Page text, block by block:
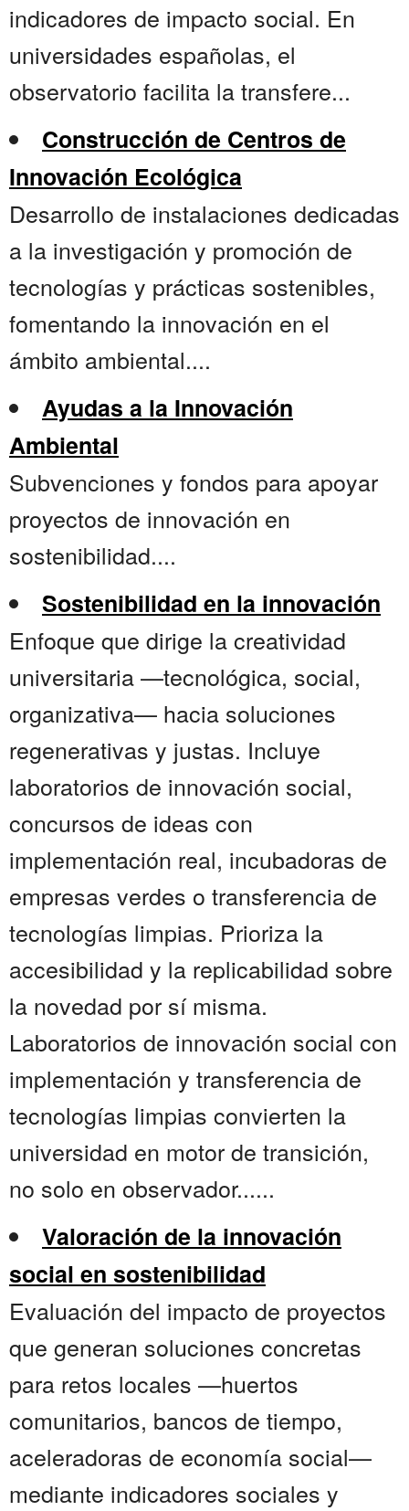
indicadores de impacto social. En
universidades españolas, el
observatorio facilita la transfere...
Construcción de Centros de
Innovación Ecológica
Desarrollo de instalaciones dedicadas
a la investigación y promoción de
tecnologías y prácticas sostenibles,
fomentando la innovación en el
ámbito ambiental....
Ayudas a la Innovación
Ambiental
Subvenciones y fondos para apoyar
proyectos de innovación en
sostenibilidad....
Sostenibilidad en la innovación
Enfoque que dirige la creatividad
universitaria —tecnológica, social,
organizativa— hacia soluciones
regenerativas y justas. Incluye
laboratorios de innovación social,
concursos de ideas con
implementación real, incubadoras de
empresas verdes o transferencia de
tecnologías limpias. Prioriza la
accesibilidad y la replicabilidad sobre
la novedad por sí misma.
Laboratorios de innovación social con
implementación y transferencia de
tecnologías limpias convierten la
universidad en motor de transición,
no solo en observador......
Valoración de la innovación
social en sostenibilidad
Evaluación del impacto de proyectos
que generan soluciones concretas
para retos locales —huertos
comunitarios, bancos de tiempo,
aceleradoras de economía social—
mediante indicadores sociales y